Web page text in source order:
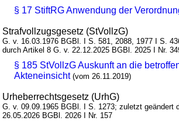
§ 17 StiftRG Anwendung der
Strafvollzugsgesetz (StVollzG)
G. v. 16.03.1976 BGBl. I S. 581, 2088, 1977 I S.
durch Artikel 8 G. v. 22.12.2025 BGBl. 2025 I Nr.
§ 185 StVollzG Auskunft an die
Akteneinsicht (vom 26.11.2019)
Urheberrechtsgesetz (UrhG)
G. v. 09.09.1965 BGBl. I S. 1273; zuletzt geändert
26.05.2026 BGBl. 2026 I Nr. 157